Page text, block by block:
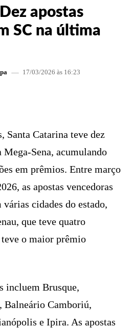
apostas
SC na última
17/03/2026 às 16:23
Santa Catarina teve dez
Mega-Sena, acumulando
em prêmios. Entre março
as apostas vencedoras
cidades do estado,
que teve quatro
o maior prêmio
incluem Brusque,
Balneário Camboriú,
e Ipira. As apostas